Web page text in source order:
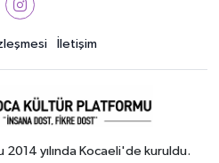
İletişim
2014 yılında Kocaeli'de kuruldu.